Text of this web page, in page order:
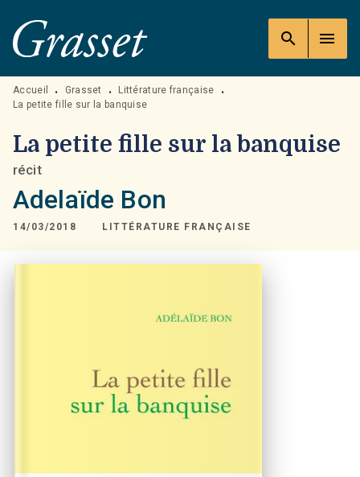
MENU RECHERCHE
PIED DE PAGE
search menu
Accueil • Grasset • Littérature française
•
La petite fille sur la banquise
La petite fille sur la banquise
récit
Adelaïde Bon
14/03/2018 LITTÉRATURE FRANÇAISE